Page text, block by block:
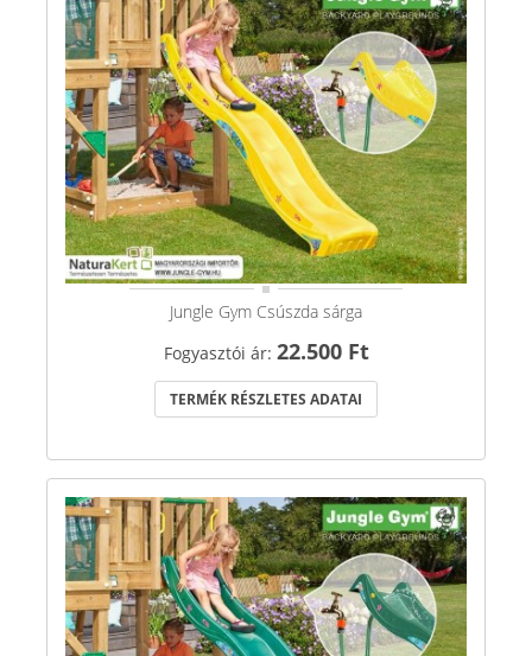
Jungle Gym Csúszda sárga
Fogyasztói ár: 22.500 Ft
TERMÉK RÉSZLETES ADATAI